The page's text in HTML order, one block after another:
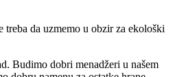
da uzmemo u obzir za ekološki
Budimo dobri menadžeri u našem